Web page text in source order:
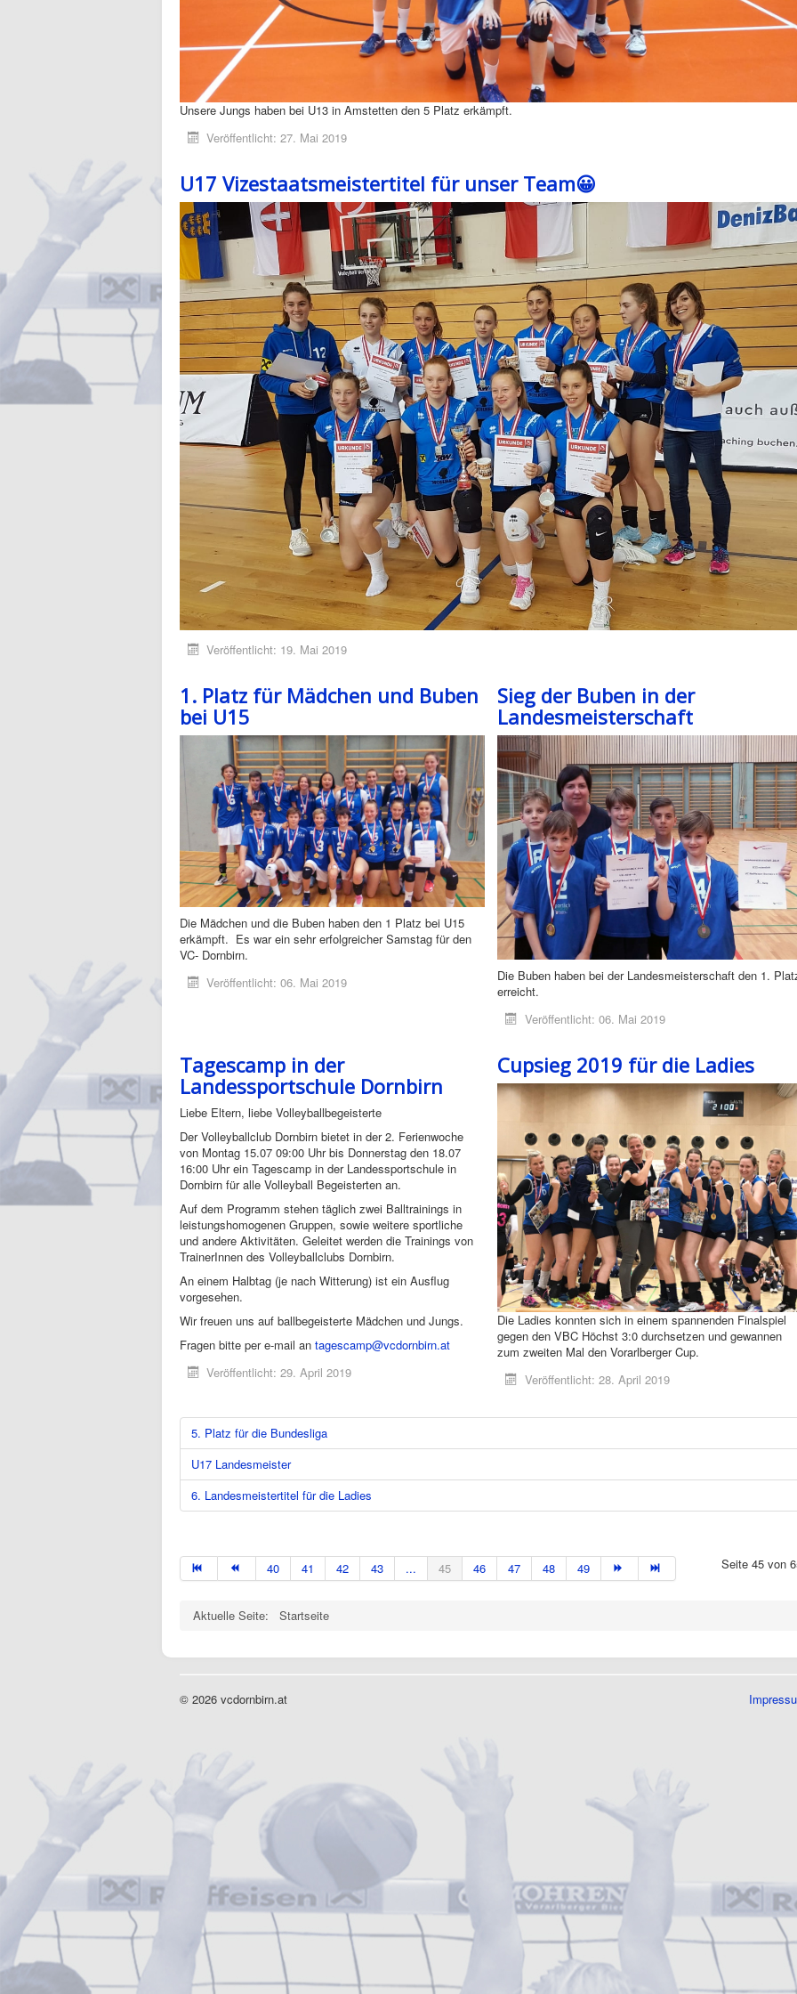
Unsere Jungs haben bei U13 in Amstetten den 5 Platz erkämpft.
Veröffentlicht: 27. Mai 2019
U17 Vizestaatsmeistertitel für unser Team😀
Veröffentlicht: 19. Mai 2019
1. Platz für Mädchen und Buben
bei U15
Die Mädchen und die Buben haben den 1 Platz bei U15
erkämpft. Es war ein sehr erfolgreicher Samstag für den
VC- Dornbirn.
Veröffentlicht: 06. Mai 2019
Sieg der Buben in der
Landesmeisterschaft
Die Buben haben bei der Landesmeisterschaft den 1.
erreicht.
Veröffentlicht: 06. Mai 2019
Tagescamp in der
Landessportschule Dornbirn
Liebe Eltern, liebe Volleyballbegeisterte
Der Volleyballclub Dornbirn bietet in der 2. Ferienwoche
von Montag 15.07 09:00 Uhr bis Donnerstag den 18.07
16:00 Uhr ein Tagescamp in der Landessportschule in
Dornbirn für alle Volleyball Begeisterten an.
Auf dem Programm stehen täglich zwei Balltrainings in
leistungshomogenen Gruppen, sowie weitere sportliche
und andere Aktivitäten. Geleitet werden die Trainings von
TrainerInnen des Volleyballclubs Dornbirn.
An einem Halbtag (je nach Witterung) ist ein Ausflug
vorgesehen.
Wir freuen uns auf ballbegeisterte Mädchen und Jungs.
Fragen bitte per e-mail an tagescamp@vcdornbirn.at
Veröffentlicht: 29. April 2019
Cupsieg 2019 für die Ladies
Die Ladies konnten sich in einem spannenden Finalspiel
gegen den VBC Höchst 3:0 durchsetzen und gewannen
zum zweiten Mal den Vorarlberger Cup.
Veröffentlicht: 28. April 2019
5. Platz für die Bundesliga
U17 Landesmeister
6. Landesmeistertitel für die Ladies
Seite 45 von
40 41 42 43 ... 45 46 47 48 49
Aktuelle Seite: Startseite
© 2026 vcdornbirn.at